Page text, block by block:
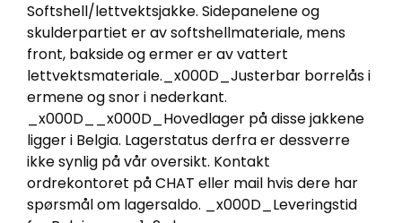
Softshell/lettvektsjakke. Sidepanelene og
skulderpartiet er av softshellmateriale, mens
front, bakside og ermer er av vattert
lettvektsmateriale._x000D_Justerbar borrelås i
ermene og snor i nederkant.
_x000D__x000D_Hovedlager på disse jakkene
ligger i Belgia. Lagerstatus derfra er dessverre
ikke synlig på vår oversikt. Kontakt
ordrekontoret på CHAT eller mail hvis dere har
spørsmål om lagersaldo. _x000D_Leveringstid